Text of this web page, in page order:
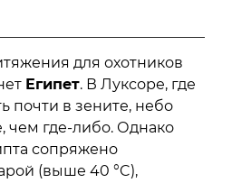
для охотников
Египет. В Луксоре, где
почти в зените, небо
чем где-либо. Однако
сопряжено
(выше 40 °C),